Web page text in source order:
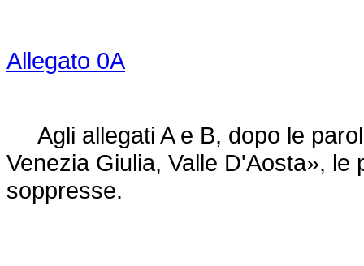
Allegato 0A
Agli allegati A e B, dopo le
Venezia Giulia, Valle D'Aosta»,
soppresse.